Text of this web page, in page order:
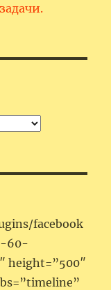
facebook
60-
height=”500″